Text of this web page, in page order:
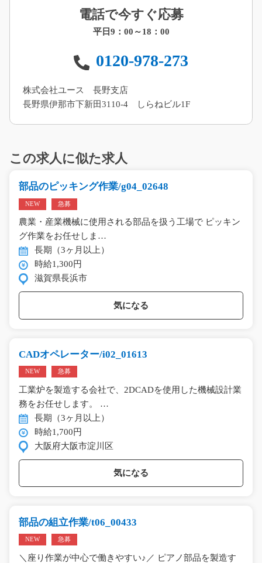
電話で今すぐ応募
平日9：00～18：00
0120-978-273
株式会社ユース 長野支店
長野県伊那市下新田3110-4 しらねビル1F
この求人に似た求人
部品のピッキング作業/g04_02648
NEW 急募
農業・産業機械に使用される部品を扱う工場で ピッキン
グ作業をお任せしま…
長期（3ヶ月以上）
時給1,300円
滋賀県長浜市
気になる
CADオペレーター/i02_01613
NEW 急募
工業炉を製造する会社で、2DCADを使用した機械設計業
務をお任せします。 …
長期（3ヶ月以上）
時給1,700円
大阪府大阪市淀川区
気になる
部品の組立作業/t06_00433
NEW 急募
＼座り作業が中心で働きやすい♪／ ピアノ部品を製造す